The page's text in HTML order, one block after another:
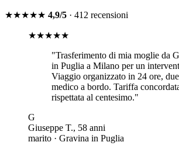
★★★★★ 4,9/5 · 412 recensioni
★★★★★
"Trasferimento di mia moglie da
in Puglia a Milano per un
Viaggio organizzato in 24 ore,
medico a bordo. Tariffa
rispettata al centesimo."
G
Giuseppe T., 58 anni
marito · Gravina in Puglia